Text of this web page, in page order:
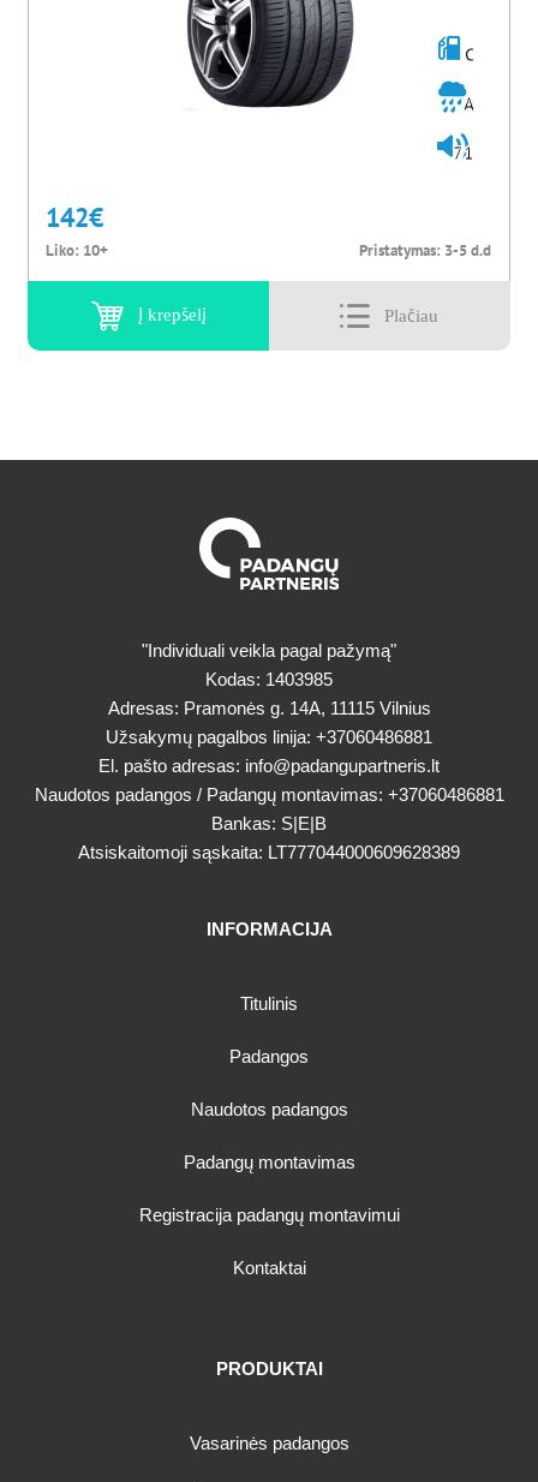
C
A
71
142€
Liko: 10+ Pristatymas: 3-5 d.d
Į krepšelį
"Individuali veikla pagal pažymą"
Kodas: 1403985
Adresas: Pramonės g. 14A, 11115 Vilnius
Užsakymų pagalbos linija: +37060486881
El. pašto adresas: info@padangupartneris.lt
Naudotos padangos / Padangų montavimas: +37060486881
Bankas: S|E|B
Atsiskaitomoji sąskaita: LT777044000609628389
INFORMACIJA
Titulinis
Padangos
Naudotos padangos
Padangų montavimas
Registracija padangų montavimui
Kontaktai
PRODUKTAI
Vasarinės padangos